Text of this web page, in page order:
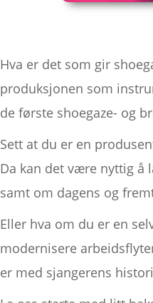
Hva er det som gir
produksjonen som
de første shoegaze- og
Sett at du er en
Da kan det være nyttig å
samt om dagens og
Eller hva om du er en
modernisere
er med sjangerens